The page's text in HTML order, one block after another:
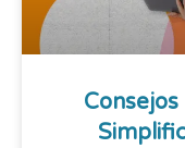
Consejos